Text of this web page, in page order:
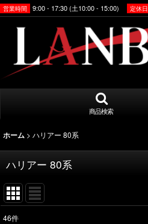
営業時間 9:00 - 17:30 (土10:00 - 15:00) 定休日
商品検索
ホーム > ハリアー 80系
ハリアー 80系
46件